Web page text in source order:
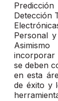
Detección
Personal
incorporar
se deben
en esta
de éxito y